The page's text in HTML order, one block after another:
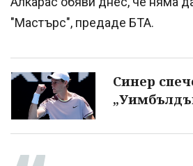
"Мастърс", предаде БТА.
Синер